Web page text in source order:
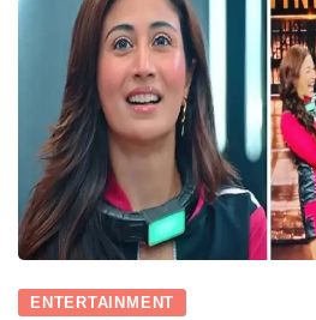
ENTERTAINMENT